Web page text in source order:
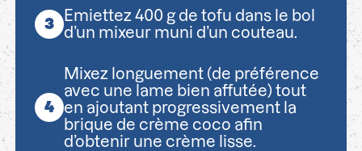
Emiettez 400 g de tofu dans le bol
d’un mixeur muni d’un couteau.
Mixez longuement (de préférence
avec une lame bien affutée) tout
en ajoutant progressivement la
brique de crème coco afin
d’obtenir une crème lisse.